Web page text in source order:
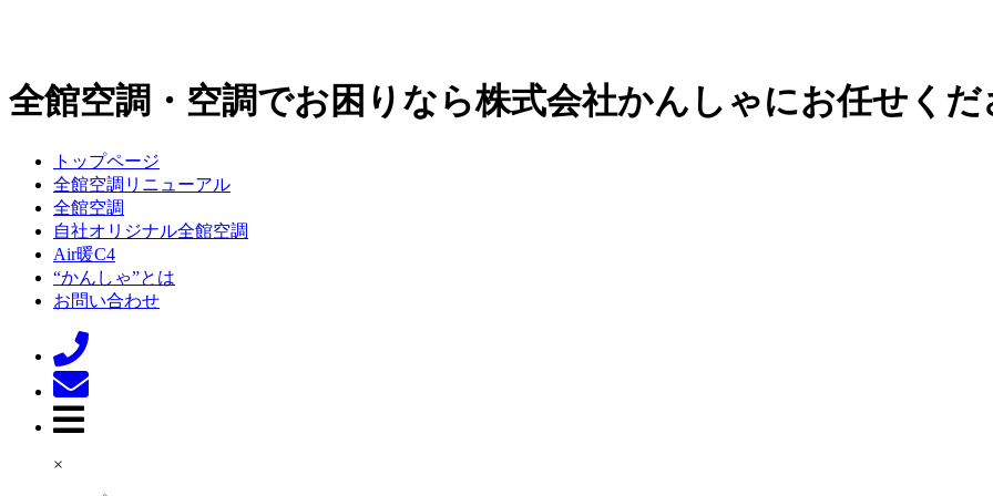
全館空調・空調でお困りなら株式会社かんしゃにお任せくだ
トップページ
全館空調リニューアル
全館空調
自社オリジナル全館空調
Air暖C4
“かんしゃ”とは
お問い合わせ
×